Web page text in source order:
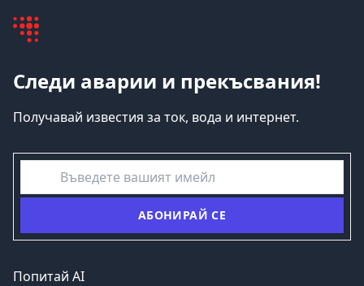
Следи аварии и прекъсвания!
Получавай известия за ток, вода и интернет.
емайл
АБОНИРАЙ СЕ
Попитай AI